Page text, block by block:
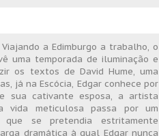
a Edimburgo a trabalho, o
uma temporada de iluminação e
os textos de David Hume, uma
já na Escócia, Edgar conhece por
sua cativante esposa, a artista
vida meticulosa passa por um
se pretendia estritamente
dramática à qual Edgar nunca